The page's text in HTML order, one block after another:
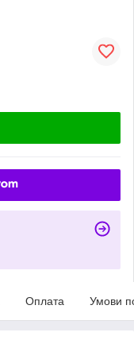
Оплата Умови